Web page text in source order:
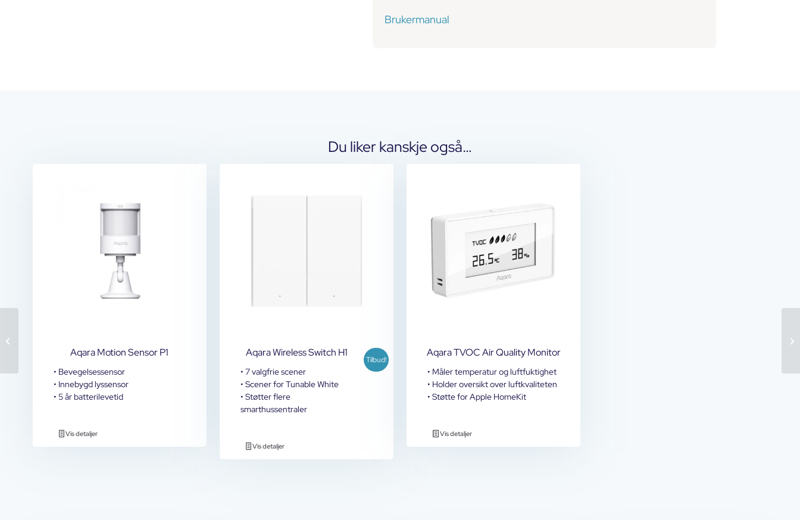
Brukermanual
Du liker kanskje også…
Aqara Motion Sensor P1
• Bevegelsessensor
• Innebygd lyssensor
• 5 år batterilevetid
Vis detaljer
Aqara Wireless Switch H1
• 7 valgfrie scener
• Scener for Tunable White
• Støtter flere
smarthussentraler
Tilbud!
Vis detaljer
Aqara TVOC Air Quality Monitor
• Måler temperatur og luftfuktighet
• Holder oversikt over luftkvaliteten
• Støtte for Apple HomeKit
Vis detaljer